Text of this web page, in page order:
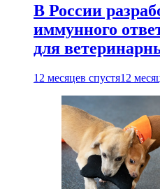
В России
иммунного
для
12 месяцев спустя12